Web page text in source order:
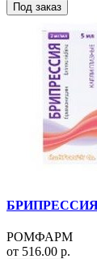
Под заказ
РОМФАРМ
от 516.00 р.